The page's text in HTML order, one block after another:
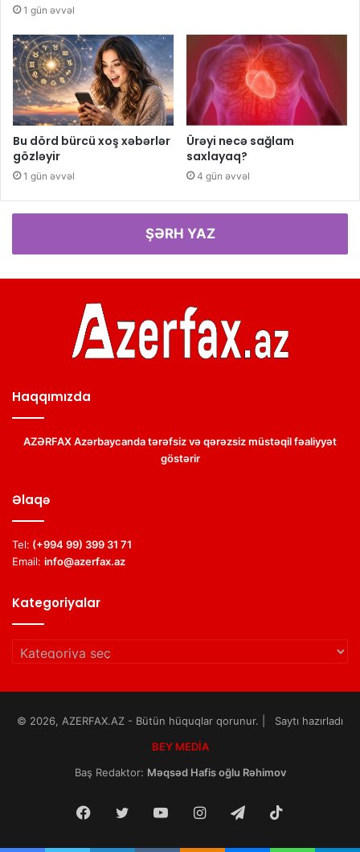
1 gün əvvəl
Bu dörd bürcü xoş xəbərlər
gözləyir
1 gün əvvəl
Ürəyi necə sağlam
saxlayaq?
4 gün əvvəl
ŞƏRH YAZ
Haqqımızda
AZƏRFAX Azərbaycanda tərəfsiz və qərəzsiz müstəqil fəaliyyət
göstərir
Əlaqə
Tel: (+994 99) 399 31 71
Email: info@azerfax.az
Kategoriyalar
Kategoriyalar
© 2026, AZERFAX.AZ - Bütün hüquqlar qorunur. | Saytı hazırladı
BEY MEDİA
Baş Redaktor: Məqsəd Hafis oğlu Rəhimov
Facebook
Twitter YouTubeInstagramTelegram